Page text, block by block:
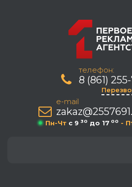
телефон:
8 (861)
e-mail
Пн-Чт c 9 30 до 17 00 -